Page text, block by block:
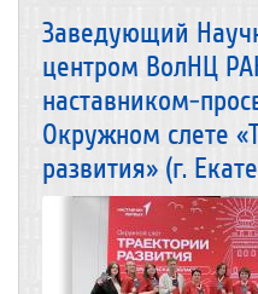
Заведующий
центром ВолНЦ
наставником-
Окружном слете
развития» (г.